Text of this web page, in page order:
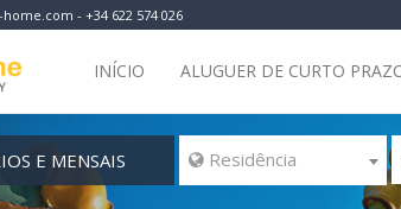
- +34 622 574 026
INÍCIO ALUGUER DE CURTO
E MENSAIS  Residência